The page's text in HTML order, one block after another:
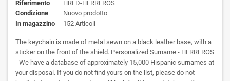
Riferimento
HRLD-HERREROS
Condizione
Nuovo prodotto
In magazzino
152 Articoli
The keychain is made of metal sewn on a black leather base, with a
sticker on the front of the shield. Personalized Surname - HERREROS
- We have a database of approximately 15,000 Hispanic surnames at
your disposal. If you do not find yours on the list, please do not